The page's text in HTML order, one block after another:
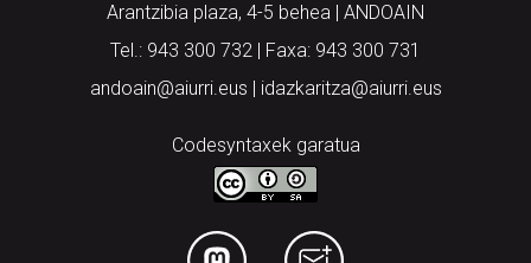
Arantzibia plaza, 4-5 behea | ANDOAIN
Tel.: 943 300 732 | Faxa: 943 300 731
andoain@aiurri.eus | idazkaritza@aiurri.eus
Codesyntaxek garatua